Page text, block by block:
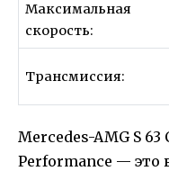
Максимальная
скорость:
Трансмиссия:
Mercedes-AMG S 63
Performance —